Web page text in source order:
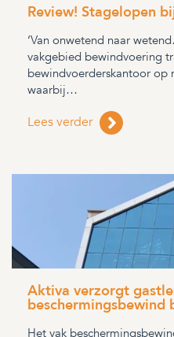
Review! Stagelopen
‘Van onwetend naar
vakgebied bewindvoering
bewindvoerderskantoor op
waarbij…
Lees verder
Aktiva verzorgt
beschermingsbewind
Het vak